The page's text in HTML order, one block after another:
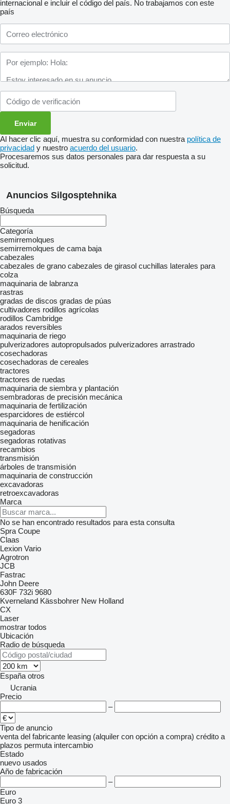
internacional e incluir el código del país. No trabajamos con este
país
Al hacer clic aquí, muestra su conformidad con nuestra política de
privacidad y nuestro acuerdo del usuario.
Procesaremos sus datos personales para dar respuesta a su
solicitud.
Anuncios Silgosptehnika
Búsqueda
Categoría
semirremolques
semirremolques de cama baja
cabezales
cabezales de grano cabezales de girasol cuchillas laterales para
colza
maquinaria de labranza
rastras
gradas de discos gradas de púas
cultivadores rodillos agrícolas
rodillos Cambridge
arados reversibles
maquinaria de riego
pulverizadores autopropulsados pulverizadores arrastrado
cosechadoras
cosechadoras de cereales
tractores
tractores de ruedas
maquinaria de siembra y plantación
sembradoras de precisión mecánica
maquinaria de fertilización
esparcidores de estiércol
maquinaria de henificación
segadoras
segadoras rotativas
recambios
transmisión
árboles de transmisión
maquinaria de construcción
excavadoras
retroexcavadoras
Marca
No se han encontrado resultados para esta consulta
Spra Coupe
Claas
Lexion Vario
Agrotron
JCB
Fastrac
John Deere
630F 732i 9680
Kverneland Kässbohrer New Holland
CX
Laser
mostrar todos
Ubicación
Radio de búsqueda
España otros
Ucrania
Precio
–
Tipo de anuncio
venta del fabricante leasing (alquiler con opción a compra) crédito a
plazos permuta intercambio
Estado
nuevo usados
Año de fabricación
–
Euro
Euro 3